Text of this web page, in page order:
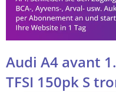
Audi A4 avant
TFSI 150pk S